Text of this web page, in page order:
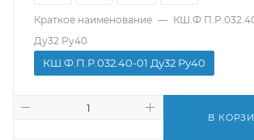
Краткое наименование —
Ду32 Ру40
КШ.Ф.П.Р.032.40-01 Ду32 Ру40
В